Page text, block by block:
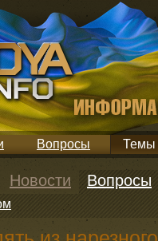
Вопросы Темы
Новости Вопросы